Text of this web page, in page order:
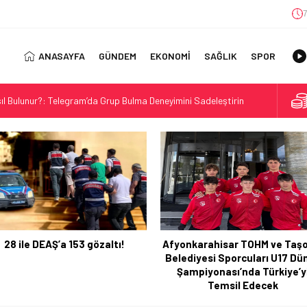
ANASAYFA GÜNDEM EKONOMİ SAĞLIK SPOR
Bulunur?: Telegram’da Grup Bulma Deneyimini Sadeleştirin
Trendleri: Doğal ve Modern Tasarım Önerileri
Uzun Vadede Sosyal Medya Başarısı Nasıl Sağlanır?
Discover the Convenience of Istanbul Transfer Services
Kız Öğrenci Yurtları
Maliyetlerle Verimlilik Sağlayın
Your Canada Immigration Guide Awaits
Diş Tedavisinin Yeni Yüzü
Dünyada Öne Çıkan Bir İsim
28 ile DEAŞ’a 153 gözaltı!
Afyonkarahisar TOHM ve
Belediyesi Sporcuları U17
Şampiyonası’nda
Temsil Edecek